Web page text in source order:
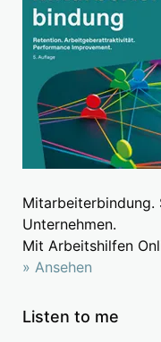
Mitarbeiterbindung.
Unternehmen.
Mit Arbeitshilfen
» Ansehen
Listen to me